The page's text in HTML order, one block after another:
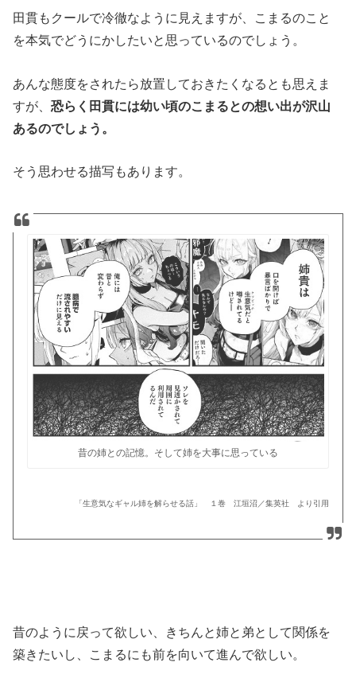
田貫もクールで冷徹なように見えますが、こまるのこと
を本気でどうにかしたいと思っているのでしょう。
あんな態度をされたら放置しておきたくなるとも思えま
すが、恐らく田貫には幼い頃のこまるとの想い出が沢山
あるのでしょう。
そう思わせる描写もあります。
昔の姉との記憶。そして姉を大事に思っている
「生意気なギャル姉を解らせる話」 １巻 江垣沼／集英社 より引用
昔のように戻って欲しい、きちんと姉と弟として関係を
築きたいし、こまるにも前を向いて進んで欲しい。